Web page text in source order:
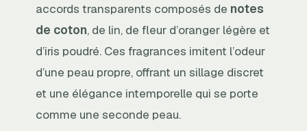
accords transparents composés de notes
de coton, de lin, de fleur d’oranger légère et
d’iris poudré. Ces fragrances imitent l’odeur
d’une peau propre, offrant un sillage discret
et une élégance intemporelle qui se porte
comme une seconde peau.